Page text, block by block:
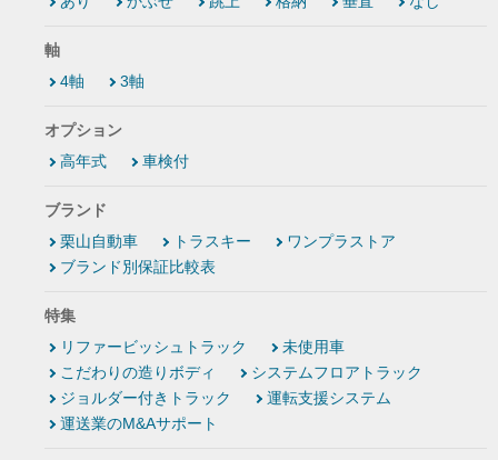
軸
4軸
3軸
オプション
高年式
車検付
ブランド
栗山自動車
トラスキー
ワンプラストア
ブランド別保証比較表
特集
リファービッシュトラック
未使用車
こだわりの造りボディ
システムフロアトラック
ジョルダー付きトラック
運転支援システム
運送業のM&Aサポート